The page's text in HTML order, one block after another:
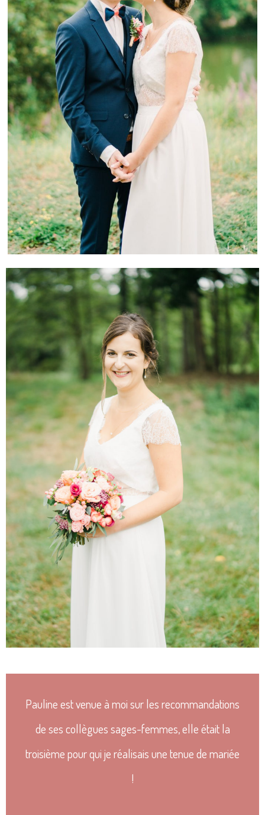
Pauline est venue à moi sur les recommandations
de ses collègues sages-femmes, elle était la
troisième pour qui je réalisais une tenue de mariée
!